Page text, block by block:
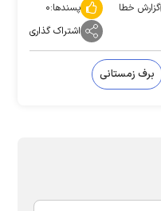
گزارش خطا پسندها:۰
اشتراک گذاری
برف زمستانی